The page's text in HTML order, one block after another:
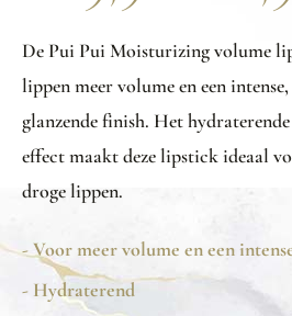
De Pui Pui Moisturizing volume
lippen meer volume en een
glanzende finish. Het
effect maakt deze lipstick ideaal
droge lippen.
- Voor meer volume en een
- Hydraterend